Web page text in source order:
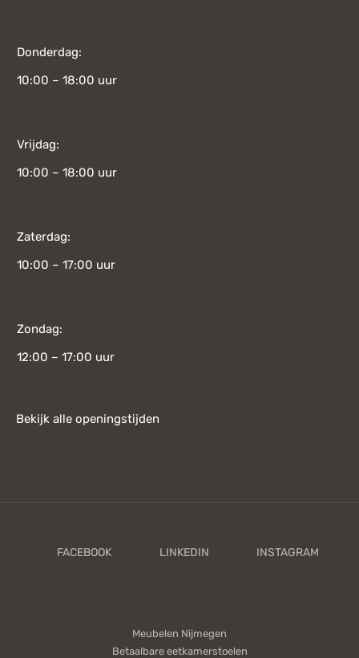
Donderdag:
10:00 – 18:00 uur
Vrijdag:
10:00 – 18:00 uur
Zaterdag:
10:00 – 17:00 uur
Zondag:
12:00 – 17:00 uur
Bekijk alle openingstijden
Meubelen Nijmegen
Betaalbare eetkamerstoelen